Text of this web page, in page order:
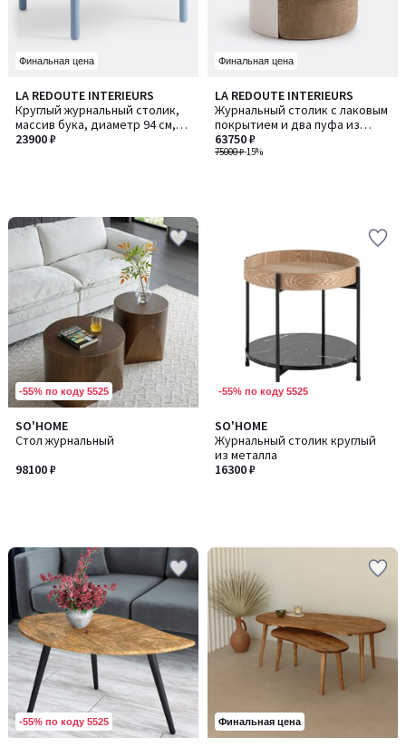
Финальная цена
LA REDOUTE INTERIEURS
Круглый журнальный столик,
массив бука, диаметр 94 см,
COLOQUO / КОЛОКУО
23900 ₽
Финальная цена
LA REDOUTE INTERIEURS
Журнальный столик с лаковым
покрытием и два пуфа из
текстурированной ткани, JEN
/ ДЖЕН
75000 ₽-15%
63750 ₽
-55% по коду 5525
SO'HOME
Стол журнальный
98100 ₽
-55% по коду 5525
SO'HOME
Журнальный столик круглый
из металла
16300 ₽
-55% по коду 5525 Финальная цена